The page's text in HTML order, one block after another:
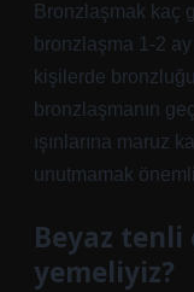
Bronzlaşmak kaç
bronzlaşma 1-2
kişilerde
bronzlaşmanın
ışınlarına maruz
unutmamak
Beyaz
yemeliyiz?